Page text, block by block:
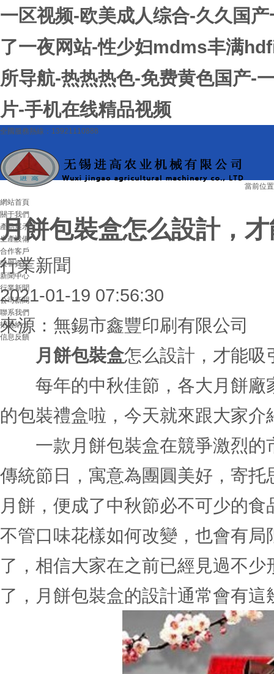
一区视频-欧美成人综合-久久国
了一夜网站-性少妇mdms丰满
所导航-热热热色-免费黄色国产-
片-手机在线精品视频
全國服務熱線：13921110888
網站首頁
關于我們
產品展示
生產設備
合作客戶
榮譽資質
新聞中心
行業新聞
公司新聞
聯系我們
招賢納士
信息反饋
當前位
月餅包裝盒怎么設計，
行業新聞
2021-01-19 07:56:30
來源： 無錫市鑫豐印刷有限公司
月餅包裝盒怎么設計，才能吸
每年的中秋佳節，各大月餅廠
的包裝禮盒啦，今天就來跟大家
一款月餅包裝盒在競爭激烈的
傳統節日，寓意為團圓美好，寄
月餅，便成了中秋節必不可少的
不管口味花樣如何改變，也會有
了，相信大家在之前已經見過不
了，月餅包裝盒的設計通常會有這